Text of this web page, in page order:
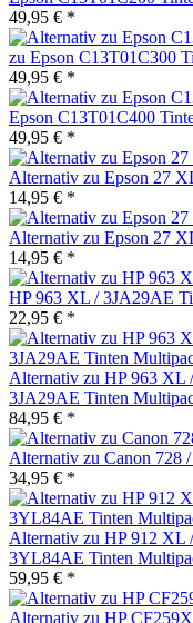
49,95 € *
zu Epson C13T01C300
49,95 € *
Epson C13T01C400
49,95 € *
Alternativ zu Epson 27
14,95 € *
Alternativ zu Epson 27
14,95 € *
HP 963 XL / 3JA29AE
22,95 € *
Alternativ zu HP 963
3JA29AE Tinten
84,95 € *
Alternativ zu Canon 728
34,95 € *
Alternativ zu HP 912
3YL84AE Tinten
59,95 € *
Alternativ zu HP